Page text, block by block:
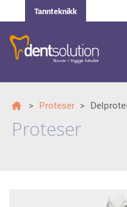
Tannteknikk
> Proteser >
Proteser